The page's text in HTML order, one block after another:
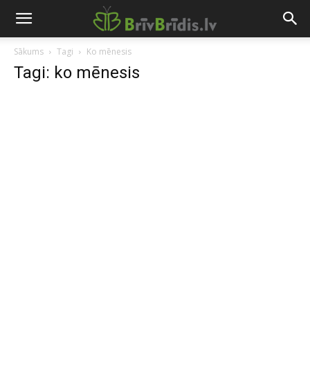
Sākums Tagi Ko mēnesis
Tagi: ko mēnesis